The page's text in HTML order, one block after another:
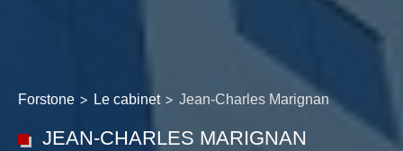
Forstone > Le cabinet> Jean-Charles Marignan
JEAN-CHARLES MARIGNAN